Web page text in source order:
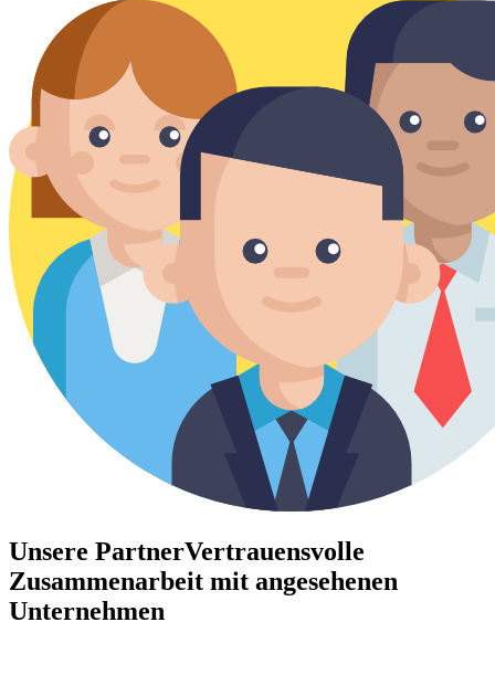
Unsere PartnerVertrauensvolle
Zusammenarbeit mit angesehenen
Unternehmen